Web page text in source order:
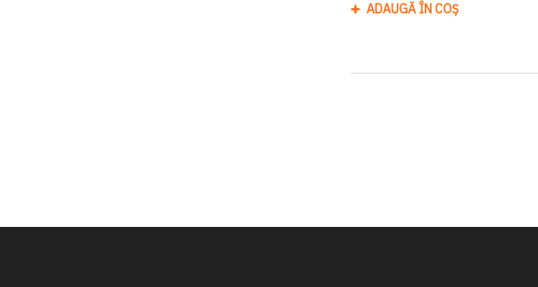
ADAUGĂ ÎN COȘ